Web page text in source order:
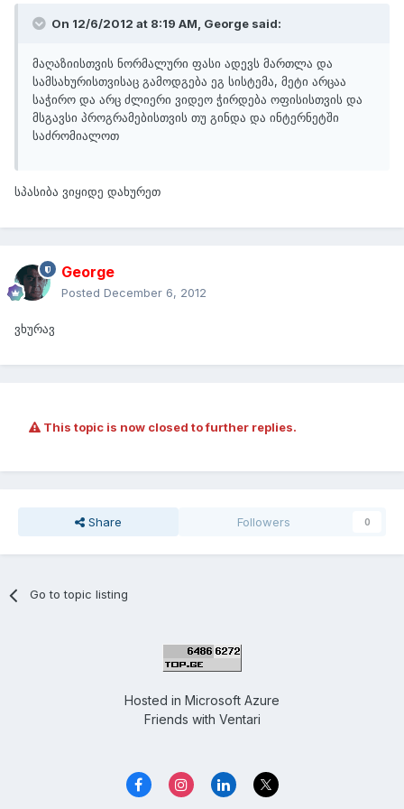
On 12/6/2012 at 8:19 AM, George said:
მაღაზიისთვის ნორმალური ფასი ადევს მართლა და
სამსახურისთვისაც გამოდგება ეგ სისტემა, მეტი არცაა
საჭირო და არც ძლიერი ვიდეო ჭირდება ოფისისთვის და
მსგავსი პროგრამებისთვის თუ გინდა და ინტერნეტში
საძრომიალოთ
სპასიბა ვიყიდე დახურეთ
George
Posted December 6, 2012
ვხურავ
This topic is now closed to further replies.
Share Followers 0
Go to topic listing
Hosted in Microsoft Azure
Friends with Ventari